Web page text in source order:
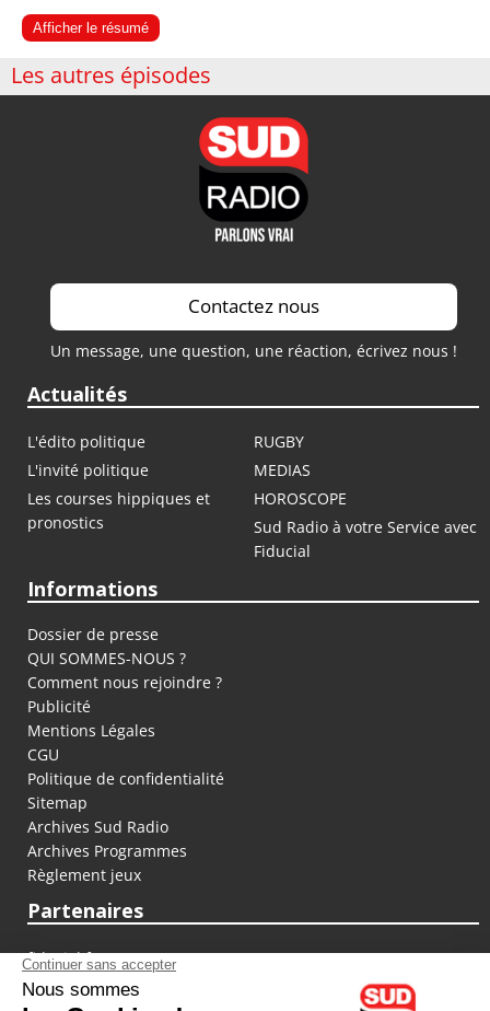
Afficher le résumé
Les autres épisodes
Contactez nous
Un message, une question, une réaction, écrivez nous !
Actualités
L'édito politique
RUGBY
L'invité politique
MEDIAS
Les courses hippiques et
pronostics
HOROSCOPE
Sud Radio à votre Service avec
Fiducial
Informations
Dossier de presse
QUI SOMMES-NOUS ?
Comment nous rejoindre ?
Publicité
Mentions Légales
CGU
Politique de confidentialité
Sitemap
Archives Sud Radio
Archives Programmes
Règlement jeux
Partenaires
fiducial.fr
lyoncapitale.fr